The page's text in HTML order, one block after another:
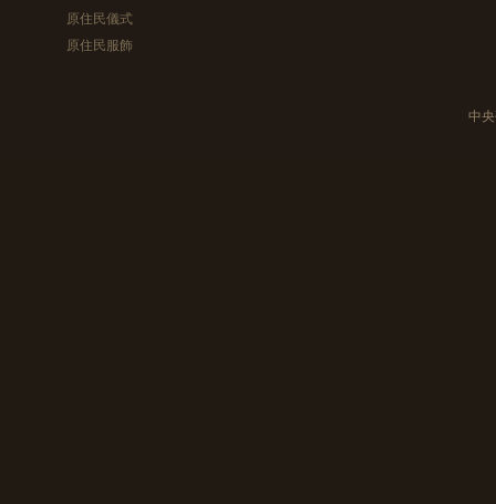
原住民儀式
原住民服飾
中